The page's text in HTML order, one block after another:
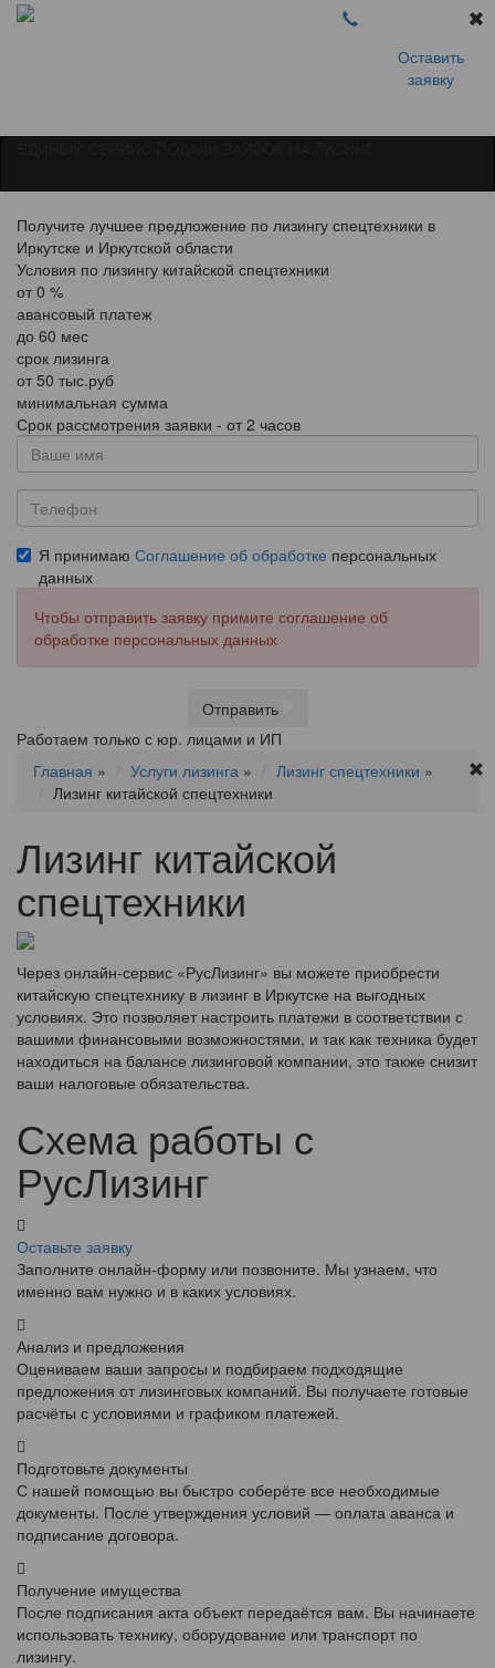
Оставить
заявку
Получите лучшее предложение по лизингу спецтехники в
Иркутске и Иркутской области
Условия по лизингу китайской спецтехники
от 0 %
авансовый платеж
до 60 мес
срок лизинга
от 50 тыс.руб
минимальная сумма
Срок рассмотрения заявки - от 2 часов
Я принимаю Соглашение об обработке персональных
данных
Чтобы отправить заявку примите соглашение об
обработке персональных данных
Отправить
Работаем только с юр. лицами и ИП
Главная » Услуги лизинга » Лизинг спецтехники »
Лизинг китайской спецтехники
Лизинг китайской
спецтехники
Через онлайн-сервис «РусЛизинг» вы можете приобрести
китайскую спецтехнику в лизинг в Иркутске на выгодных
условиях. Это позволяет настроить платежи в соответствии с
вашими финансовыми возможностями, и так как техника будет
находиться на балансе лизинговой компании, это также снизит
ваши налоговые обязательства.
Схема работы с
РусЛизинг
Оставьте заявку
Заполните онлайн-форму или позвоните. Мы узнаем, что
именно вам нужно и в каких условиях.
Анализ и предложения
Оцениваем ваши запросы и подбираем подходящие
предложения от лизинговых компаний. Вы получаете готовые
расчёты с условиями и графиком платежей.
Подготовьте документы
С нашей помощью вы быстро соберёте все необходимые
документы. После утверждения условий — оплата аванса и
подписание договора.
Получение имущества
После подписания акта объект передаётся вам. Вы начинаете
использовать технику, оборудование или транспорт по
лизингу.